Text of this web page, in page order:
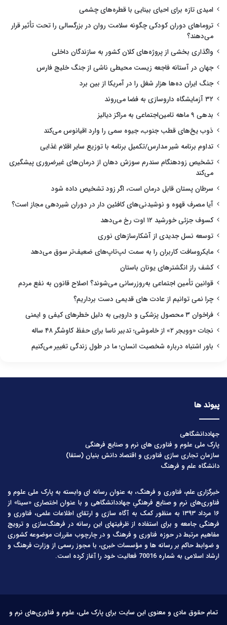
امیدی تازه برای احیای بینایی با قطره‌های چشمی
تروماهای دوران کودکی چگونه سلامت روان در بزرگسالی را تحت تأثیر قرار
می‌دهند؟
واگذاری بخشی از پروژه‌های کلان کشور به سازندگان داخلی
جهان در آستانه فاجعه زیست محیطی ناشی از جنگ خلیج فارس
جنگ ایران ده‌ها هزار شغل را در آمریکا از بین برد
۳۲ آزمایشگاه داروسازی به فضا می‌روند
بدهی ۹ ماهه تامین‌اجتماعی به مراکز دیالیز
ذوب یخ‌های قطب جنوب، جیوه سمی را وارد اقیانوس می‌کند
تداوم برنامه شیر مدارس/تکمیل برنامه با توزیع سایر اقلام غذایی
تشخیص زودهنگام سندرم سوزش دهان از درمان‌های غیرضروری پیشگیری
می‌کند
سرطان پستان قابل درمان است، اگر زود تشخیص داده شود
آیا مصرف قهوه و نوشیدنی‌های کافئین دار در دوران شیردهی مجاز است؟
کسوف جزئی خورشید ۱۲ اوت رخ می‌دهد
توسعه نسل جدیدی از آشکارسازهای نوری
مایکروسافت کاربران را به سمت لپ‌تاپ‌های ضعیف‌تر سوق می‌دهد
کشف راز انگشترهای یونان باستان
قوانین تأمین اجتماعی به‌روزرسانی می‌شوند؟ اصلاح قانون به نفع مردم
چرا نمی توانیم از عادت های قدیمی دست برداریم؟
فراخوان ۳ محصول پزشکی و دارویی به دلیل خطرهای کیفی و ایمنی
نجات «وویجر ۲» از خاموشی؛ تدبیر ناسا برای حفظ کاوشگر ۴۸ ساله
باور اشتباه درباره شخصیت انسان؛ ما در طول زندگی تغییر می‌کنیم
پیوند ها
جهاددانشگاهی
پارک ملی علوم و فناوری های نرم و صنایع فرهنگی
سازمان تجاری سازی فناوری و اقتصاد دانش بنیان (ستفا)
دانشگاه علم و فرهنگ
خبرگزاری علم، فناوری و فرهنگ، به عنوان رسانه ای وابسته به پارک ملی علوم و
فناوری‌های نرم و صنایع فرهنگیِ جهاددانشگاهی و با عنوان اختصاری «سینا» از
۱۶ مرداد ۱۳۹۳ به منظور کمک به آگاه سازی و ارتقای اطلاعات علمی، فناوری و
فرهنگی جامعه و برای استفاده از ظرفیتهای این رسانه در فرهنگ‌سازی و ترویج
مفاهیم مرتبط در حوزه فناوری و فرهنگ و در چارچوب مقررات موضوعه کشوری
و ضوابط حاکم بر رسانه ها و مؤسسات خبری، با مجوز رسمی از وزارت فرهنگ و
ارشاد اسلامی به شماره 70016 فعالیت خود را آغاز کرده است.
تمام حقوق مادی و معنوی این سایت برای پارک ملی، علوم و فناوری‌های نرم و